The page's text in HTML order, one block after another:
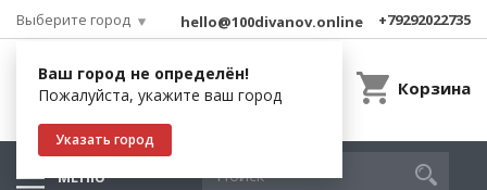
Выберите город
Ваш город не определён!
Пожалуйста, укажите ваш город
Указать город
hello@100divanov.online +79292022735
Корзина
МЕНЮ